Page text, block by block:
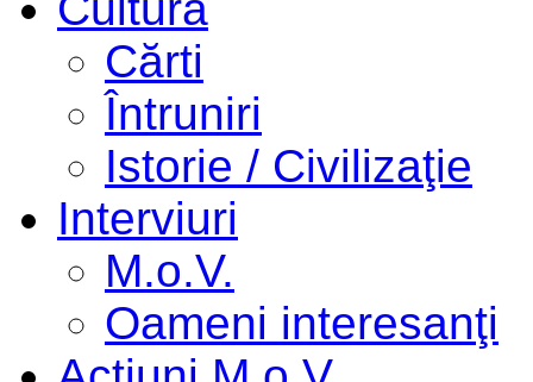
Cărti
Întruniri
Istorie / Civilizaţie
Interviuri
M.o.V.
Oameni interesanţi